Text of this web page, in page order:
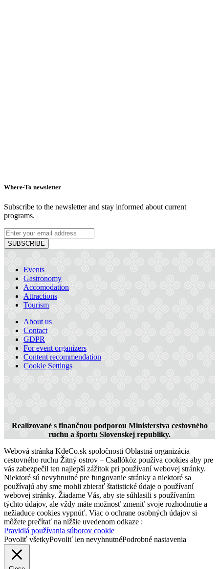
Thermalpark Dunajská Streda
Dunajská Streda, 01
Where-To newsletter
Subscribe to the newsletter and stay informed about current
programs.
SUBSCRIBE
Events
Gastronomy
Accomodation
Attractions
Tourism
About us
Contact
GDPR
For event organizers
Content recommendation
Cookie Settings
Realizované s finančnou podporou Ministerstva cestovného
ruchu a športu Slovenskej republiky.
Webová stránka KdeCo.sk spoločnosti Oblastná organizácia
cestovného ruchu Žitný ostrov – Csallóköz používa cookies aby pre
vás zabezpečil ten najlepší zážitok pri používaní webovej stránky.
Niektoré sú nevyhnutné pre fungovanie stránky a niektoré sa
používajú aby sme mohli zbierať štatistické údaje o používaní
webovej stránky. Žiadame Vás, aby ste súhlasili s používaním
týchto údajov, ale vždy máte možnosť zmeniť svoje rozhodnutie a
nežiaduce cookies vypnúť. Viac o ochrane osobných údajov si
môžete prečítať na nižšie uvedenom odkaze :
Pravidlá používania súborov cookie
Povoliť všetkyPovoliť len nevyhnutnéPodrobné nastavenia